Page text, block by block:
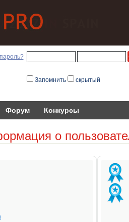
Запомнить скрытый
Форум Конкурсы
о